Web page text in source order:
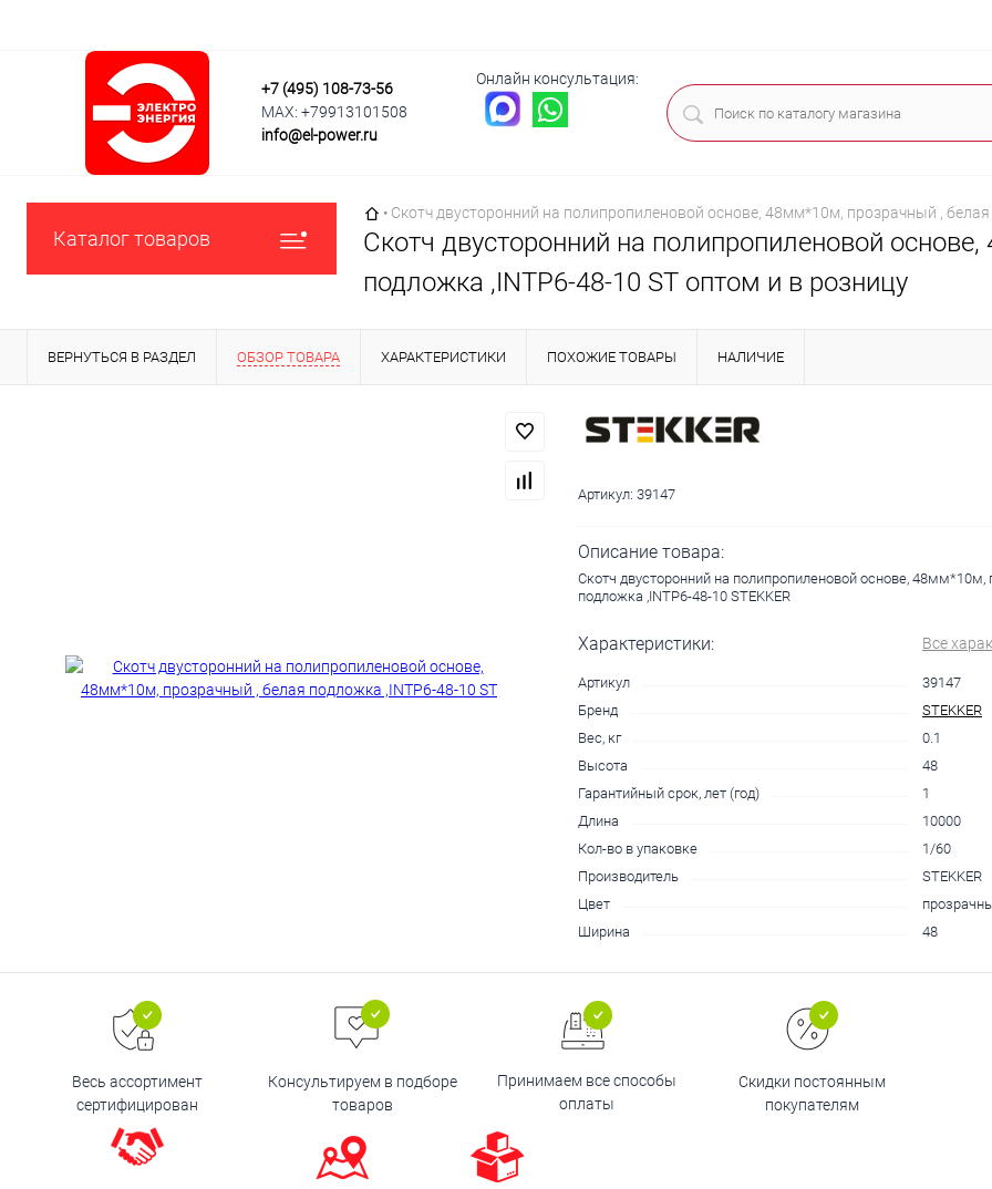
+7 (495) 108-73-56
MAX: +79913101508
info@el-power.ru
Онлайн консультация:
Каталог товаров
Главная страница
• Скотч двусторонний на полипропиленовой основе, 48мм*10м, прозрачный ,
Скотч двусторонний на полипропиленовой
подложка ,INTP6-48-10 ST оптом и в розницу
ВЕРНУТЬСЯ В РАЗДЕЛ ОБЗОР ТОВАРА ХАРАКТЕРИСТИКИ ПОХОЖИЕ ТОВАРЫ НАЛИЧИЕ
Артикул: 39147
Описание товара:
Скотч двусторонний на полипропиленовой основе, 48мм*10м,
подложка ,INTP6-48-10 STEKKER
Характеристики: Все
Артикул
39147
Бренд
STEKKER
Вес, кг
0.1
Высота
48
Гарантийный срок, лет (год)
1
Длина
10000
Кол-во в упаковке
1/60
Производитель
STEKKER
Цвет
Ширина
48
Весь ассортимент
сертифицирован
Консультируем в подборе
товаров
Принимаем все способы
оплаты
Скидки постоянным
покупателям